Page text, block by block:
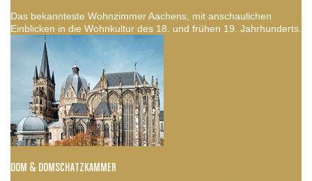
Das bekannteste Wohnzimmer Aachens, mit anschaulichen
Einblicken in die Wohnkultur des 18. und frühen 19. Jahrhunderts.
DOM & DOMSCHATZKAMMER